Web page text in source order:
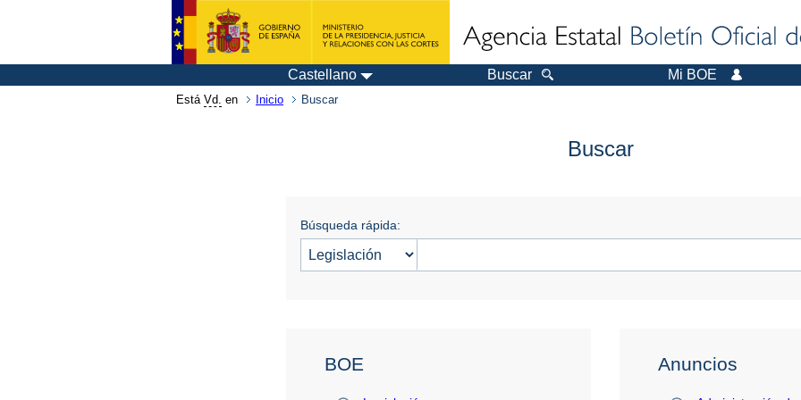
Castellano Buscar Mi BOE
Está Vd. en Inicio Buscar
Buscar
Búsqueda rápida:
BOE Anuncios